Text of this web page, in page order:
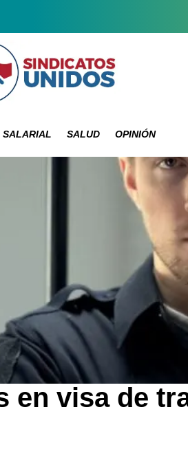
SALARIAL SALUD OPINIÓN
en visa de